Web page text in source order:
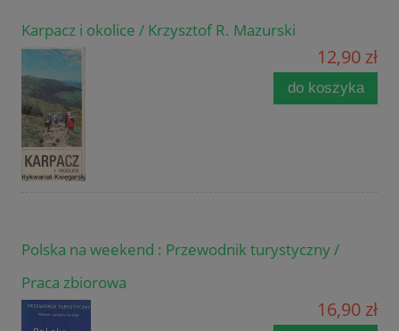
Karpacz i okolice / Krzysztof R. Mazurski
12,90 zł
do koszyka
Polska na weekend : Przewodnik turystyczny /
Praca zbiorowa
16,90 zł